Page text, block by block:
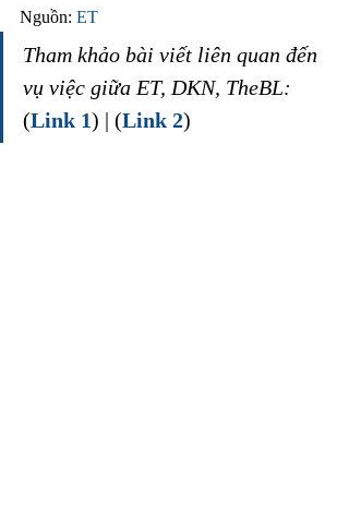
Nguồn: ET
Tham khảo bài viết liên quan đến
vụ việc giữa ET, DKN, TheBL:
(Link 1) | (Link 2)